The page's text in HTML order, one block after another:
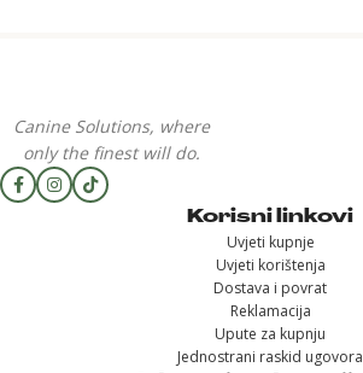
Canine Solutions, where
only the finest will do.
Korisni linkovi
Uvjeti kupnje
Uvjeti korištenja
Dostava i povrat
Reklamacija
Upute za kupnju
Jednostrani raskid ugovora